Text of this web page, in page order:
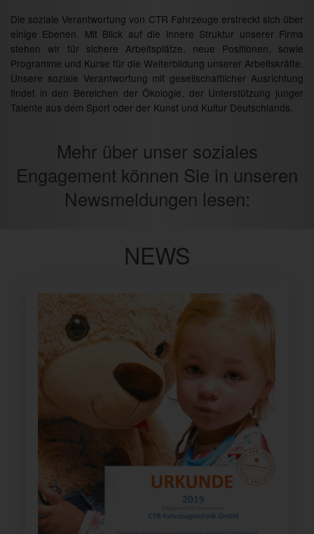
Die soziale Verantwortung von CTR Fahrzeuge erstreckt sich über
einige Ebenen. Mit Blick auf die innere Struktur unserer Firma
stehen wir für sichere Arbeitsplätze, neue Positionen, sowie
Programme und Kurse für die Weiterbildung unserer Arbeitskräfte.
Unsere soziale Verantwortung mit gesellschaftlicher Ausrichtung
findet in den Bereichen der Ökologie, der Unterstützung junger
Talente aus dem Sport oder der Kunst und Kultur Deutschlands.
Mehr über unser soziales
Engagement können Sie in unseren
Newsmeldungen lesen:
NEWS